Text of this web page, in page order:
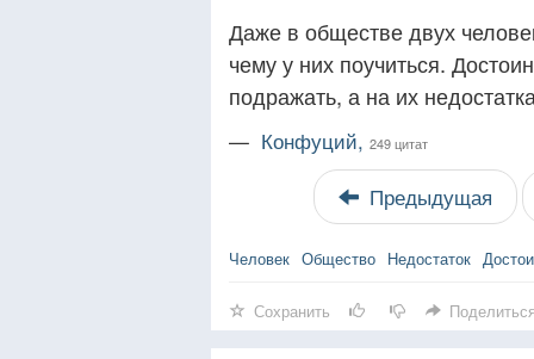
Даже в обществе двух
чему у них поучиться.
подражать, а на их
— Конфуций, 249 цитат
Предыдущая
Человек Общество Недостаток
Сохранить